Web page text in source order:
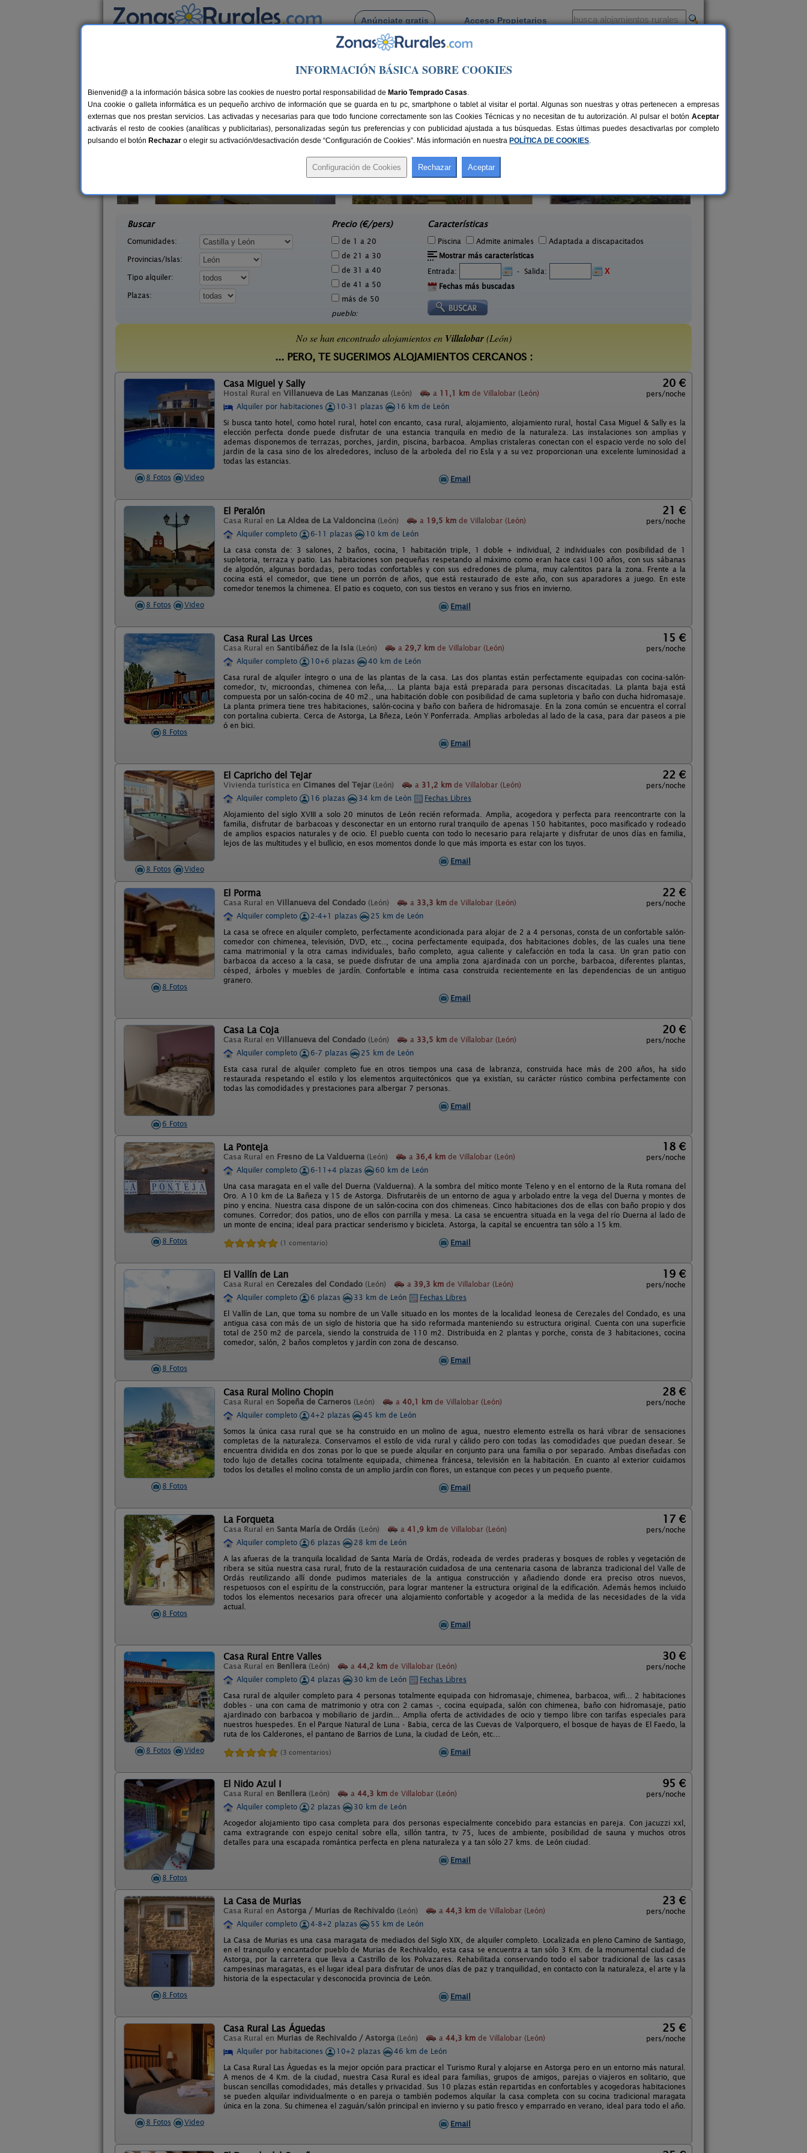
Anúnciate gratis Acceso Propietarios
Busca por pueblo
Casas Rurales cerca de Villalobar
36 €
El Encanto
Buscar
Comunidades:
Provincias/Islas:
Tipo alquiler:
Plazas:
Precio (€/pers)
de 1 a 20
de 21 a 30
de 31 a 40
de 41 a 50
más de 50
pueblo:
Características
Piscina Admite animales
Adaptada a discapacitados
Mostrar más características
Entrada:
- Salida:
X
Fechas más buscadas
No se han encontrado alojamientos en Villalobar(León)
... PERO, TE SUGERIMOS ALOJAMIENTOS CERCANOS :
8 Fotos Video
Casa Miguel y Sally
Hostal Rural en Villanueva de Las Manzanas (León) a 11,1 km de Villalobar (León)
20 €
pers/noche
Alquiler por habitaciones
10-31 plazas
16 km de León
Si busca tanto hotel, como hotel rural, hotel con encanto, casa rural, alojamiento, alojamiento rural, hostal Casa Miguel & Sally es la
elección perfecta donde puede disfrutar de una estancia tranquila en medio de la naturaleza. Las instalaciones son amplias y
ademas disponemos de terrazas, porches, jardin, piscina, barbacoa. Amplias cristaleras conectan con el espacio verde no solo del
jardin de la casa sino de los alrededores, incluso de la arboleda del rio Esla y a su vez proporcionan una excelente luminosidad a
todas las estancias.
Email
8 Fotos Video
El Peralón
Casa Rural en La Aldea de La Valdoncina (León) a 19,5 km de Villalobar (León)
21 €
pers/noche
Alquiler completo
6-11 plazas
10 km de León
La casa consta de: 3 salones, 2 baños, cocina, 1 habitación triple, 1 doble + individual, 2 individuales con posibilidad de 1
supletoria, terraza y patio. Las habitaciones son pequeñas respetando al máximo como eran hace casi 100 años, con sus sábanas
de algodón, algunas bordadas, pero todas confortables y con sus edredones de pluma, muy calentitos para la zona. Frente a la
cocina está el comedor, que tiene un porrón de años, que está restaurado de este año, con sus aparadores a juego. En este
comedor tenemos la chimenea. El patio es coqueto, con sus tiestos en verano y sus frios en invierno.
Email
8 Fotos
Casa Rural Las Urces
Casa Rural en Santibáñez de la Isla (León) a 29,7 km de Villalobar (León)
15 €
pers/noche
Alquiler completo
10+6 plazas
40 km de León
Casa rural de alquiler íntegro o una de las plantas de la casa. Las dos plantas están perfectamente equipadas con cocina-salón-
comedor, tv, microondas, chimenea con leña,... La planta baja está preparada para personas discacitadas. La planta baja está
compuesta por un salón-cocina de 40 m2., una habitación doble con posibilidad de cama supletoria y baño con ducha hidromasaje.
La planta primera tiene tres habitaciones, salón-cocina y baño con bañera de hidromasaje. En la zona común se encuentra el corral
con portalina cubierta. Cerca de Astorga, La Bñeza, León Y Ponferrada. Amplias arboledas al lado de la casa, para dar paseos a pie
ó en bici.
Email
8 Fotos Video
El Capricho del Tejar
Vivienda turística en Cimanes del Tejar (León) a 31,2 km de Villalobar (León)
22 €
pers/noche
Alquiler completo
16 plazas 34 km de León
Fechas Libres
Alojamiento del siglo XVIII a solo 20 minutos de León recién reformada. Amplia, acogedora y perfecta para reencontrarte con la
familia, disfrutar de barbacoas y desconectar en un entorno rural tranquilo de apenas 150 habitantes, poco masificado y rodeado
de amplios espacios naturales y de ocio. El pueblo cuenta con todo lo necesario para relajarte y disfrutar de unos días en familia,
lejos de las multitudes y el bullicio, en esos momentos donde lo que más importa es estar con los tuyos.
Email
8 Fotos
El Porma
Casa Rural en Villanueva del Condado (León) a 33,3 km de Villalobar (León)
22 €
pers/noche
Alquiler completo
2-4+1 plazas
25 km de León
La casa se ofrece en alquiler completo, perfectamente acondicionada para alojar de 2 a 4 personas, consta de un confortable salón-
comedor con chimenea, televisión, DVD, etc.., cocina perfectamente equipada, dos habitaciones dobles, de las cuales una tiene
cama matrimonial y la otra camas individuales, baño completo, agua caliente y calefacción en toda la casa. Un gran patio con
barbacoa da acceso a la casa, se puede disfrutar de una amplia zona ajardinada con un porche, barbacoa, diferentes plantas,
césped, árboles y muebles de jardín. Confortable e íntima casa construida recientemente en las dependencias de un antiguo
granero.
Email
6 Fotos
Casa La Coja
Casa Rural en Villanueva del Condado (León) a 33,5 km de Villalobar (León)
20 €
pers/noche
Alquiler completo
6-7 plazas
25 km de León
Esta casa rural de alquiler completo fue en otros tiempos una casa de labranza, construida hace más de 200 años, ha sido
restaurada respetando el estilo y los elementos arquitectónicos que ya existían, su carácter rústico combina perfectamente con
todas las comodidades y prestaciones para albergar 7 personas.
Email
8 Fotos
La Ponteja
Casa Rural en Fresno de La Valduerna (León) a 36,4 km de Villalobar (León)
18 €
pers/noche
Alquiler completo
6-11+4 plazas
60 km de León
Una casa maragata en el valle del Duerna (Valduerna). A la sombra del mítico monte Teleno y en el entorno de la Ruta romana del
Oro. A 10 km de La Bañeza y 15 de Astorga. Disfrutaréis de un entorno de agua y arbolado entre la vega del Duerna y montes de
pino y encina. Nuestra casa dispone de un salón-cocina con dos chimeneas. Cinco habitaciones dos de ellas con baño propio y dos
comunes. Corredor; dos patios, uno de ellos con parrilla y mesa. La casa se encuentra situada en la vega del río Duerna al lado de
un monte de encina; ideal para practicar senderismo y bicicleta. Astorga, la capital se encuentra tan sólo a 15 km.
(1 comentario) Email
8 Fotos
El Vallín de Lan
Casa Rural en Cerezales del Condado (León) a 39,3 km de Villalobar (León)
19 €
pers/noche
Alquiler completo
6 plazas 33 km de León
Fechas Libres
El Vallín de Lan, que toma su nombre de un Valle situado en los montes de la localidad leonesa de Cerezales del Condado, es una
antigua casa con más de un siglo de historia que ha sido reformada manteniendo su estructura original. Cuenta con una superficie
total de 250 m2 de parcela, siendo la construida de 110 m2. Distribuida en 2 plantas y porche, consta de 3 habitaciones, cocina
comedor, salón, 2 baños completos y jardín con zona de descanso.
Email
8 Fotos
Casa Rural Molino Chopin
Casa Rural en Sopeña de Carneros (León) a 40,1 km de Villalobar (León)
28 €
pers/noche
Alquiler completo
4+2 plazas
45 km de León
Somos la única casa rural que se ha construido en un molino de agua, nuestro elemento estrella os hará vibrar de sensaciones
completas de la naturaleza. Conservamos el estilo de vida rural y cálido pero con todas las comodidades que puedan desear. Se
encuentra dividida en dos zonas por lo que se puede alquilar en conjunto para una familia o por separado. Ambas diseñadas con
todo lujo de detalles cocina totalmente equipada, chimenea fráncesa, televisión en la habitación. En cuanto al exterior cuidamos
todos los detalles el molino consta de un amplio jardín con flores, un estanque con peces y un pequeño puente.
Email
8 Fotos
La Forqueta
Casa Rural en Santa María de Ordás (León) a 41,9 km de Villalobar (León)
17 €
pers/noche
Alquiler completo
6 plazas
28 km de León
A las afueras de la tranquila localidad de Santa María de Ordás, rodeada de verdes praderas y bosques de robles y vegetación de
ribera se sitúa nuestra casa rural, fruto de la restauración cuidadosa de una centenaria casona de labranza tradicional del Valle de
Ordás reutilizando allí donde pudimos materiales de la antigua construcción y añadiendo donde era preciso otros nuevos,
respetuosos con el espíritu de la construcción, para lograr mantener la estructura original de la edificación. Además hemos incluido
todos los elementos necesarios para ofrecer una alojamiento confortable y acogedor a la medida de las necesidades de la vida
actual.
Email
8 Fotos Video
Casa Rural Entre Valles
Casa Rural en Benllera (León) a 44,2 km de Villalobar (León)
30 €
pers/noche
Alquiler completo
4 plazas 30 km de León
Fechas Libres
Casa rural de alquiler completo para 4 personas totalmente equipada con hidromasaje, chimenea, barbacoa, wifi... 2 habitaciones
dobles - una con cama de matrimonio y otra con 2 camas -, cocina equipada, salón con chimenea, baño con hidromasaje, patio
ajardinado con barbacoa y mobiliario de jardin... Amplia oferta de actividades de ocio y tiempo libre con tarifas especiales para
nuestros huespedes. En el Parque Natural de Luna - Babia, cerca de las Cuevas de Valporquero, el bosque de hayas de El Faedo, la
ruta de los Calderones, el pantano de Barrios de Luna, la ciudad de León, etc...
(3 comentarios) Email
8 Fotos
El Nido Azul I
Casa Rural en Benllera (León) a 44,3 km de Villalobar (León)
95 €
pers/noche
Alquiler completo
2 plazas
30 km de León
Acogedor alojamiento tipo casa completa para dos personas especialmente concebido para estancias en pareja. Con jacuzzi xxl,
cama extragrande con espejo cenital sobre ella, sillón tantra, tv 75, luces de ambiente, posibilidad de sauna y muchos otros
detalles para una escapada romántica perfecta en plena naturaleza y a tan sólo 27 kms. de León ciudad.
Email
8 Fotos
La Casa de Murias
Casa Rural en Astorga / Murias de Rechivaldo (León) a 44,3 km de Villalobar (León)
23 €
pers/noche
Alquiler completo
4-8+2 plazas
55 km de León
La Casa de Murias es una casa maragata de mediados del Siglo XIX, de alquiler completo. Localizada en pleno Camino de Santiago,
en el tranquilo y encantador pueblo de Murias de Rechivaldo, esta casa se encuentra a tan sólo 3 Km. de la monumental ciudad de
Astorga, por la carretera que lleva a Castrillo de los Polvazares. Rehabilitada conservando todo el sabor tradicional de las casas
campesinas maragatas, es el lugar ideal para disfrutar de unos días de paz y tranquilidad, en contacto con la naturaleza, el arte y la
historia de la espectacular y desconocida provincia de León.
Email
8 Fotos Video
Casa Rural Las Águedas
Casa Rural en Murias de Rechivaldo / Astorga (León) a 44,3 km de Villalobar (León)
25 €
pers/noche
Alquiler por habitaciones
10+2 plazas
46 km de León
La Casa Rural Las Águedas es la mejor opción para practicar el Turismo Rural y alojarse en Astorga pero en un entorno más natural.
A menos de 4 Km. de la ciudad, nuestra Casa Rural es ideal para familias, grupos de amigos, parejas o viajeros en solitario, que
buscan sencillas comodidades, más detalles y privacidad. Sus 10 plazas están repartidas en confortables y acogedoras habitaciones
se pueden alquilar individualmente o en pareja o también podemos alquilar la casa completa con su cocina tradicional maragata
única en la zona. Su chimenea el zaguán/salón principal en invierno y su patio fresco y emparrado en verano, ideal para todo el año.
Email
INFORMACIÓN BÁSICA SOBRE COOKIES
Bienvenid@ a la información básica sobre las cookies de nuestro portal responsabilidad de Mario Temprado Casas.
Una cookie o galleta informática es un pequeño archivo de información que se guarda en tu pc, smartphone o tablet al visitar el portal. Algunas son nuestras y otras pertenecen a empresas
externas que nos prestan servicios. Las activadas y necesarias para que todo funcione correctamente son las Cookies Técnicas y no necesitan de tu autorización. Al pulsar el botón Aceptar
activarás el resto de cookies (analíticas y publicitarias), personalizadas según tus preferencias y con publicidad ajustada a tus búsquedas. Estas últimas puedes desactivarlas por completo
pulsando el botón Rechazar o elegir su activación/desactivación desde “Configuración de Cookies”. Más información en nuestra POLÍTICA DE COOKIES.